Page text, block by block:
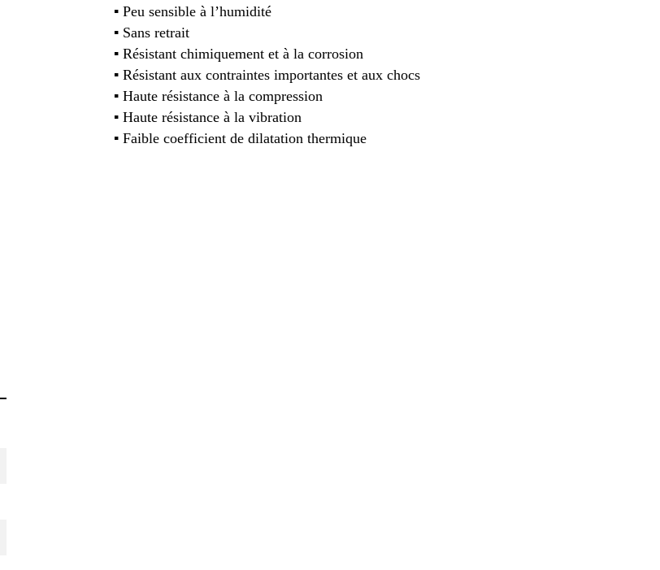
▪ Peu sensible à l’humidité
▪ Sans retrait
▪ Résistant chimiquement et à la corrosion
▪ Résistant aux contraintes importantes et aux chocs
▪ Haute résistance à la compression
▪ Haute résistance à la vibration
▪ Faible coefficient de dilatation thermique